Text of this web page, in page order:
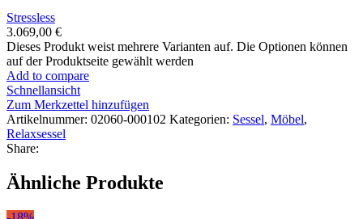
Stressless
3.069,00 €
Dieses Produkt weist mehrere Varianten auf. Die Optionen können
auf der Produktseite gewählt werden
Add to compare
Schnellansicht
Zum Merkzettel hinzufügen
Artikelnummer: 02060-000102 Kategorien: Sessel, Möbel,
Relaxsessel
Share:
Ähnliche Produkte